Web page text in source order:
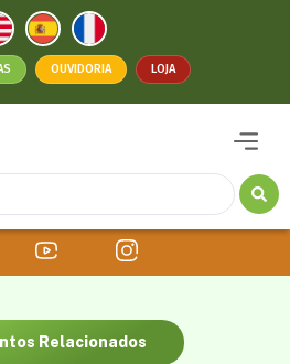
OUVIDORIA LOJA
Relacionados